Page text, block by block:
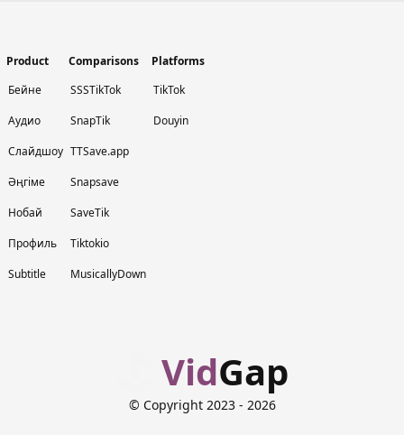
Product
Бейне
Аудио
Слайдшоу
Әңгіме
Нобай
Профиль
Subtitle
Comparisons
SSSTikTok
SnapTik
TTSave.app
Snapsave
SaveTik
Tiktokio
MusicallyDown
Platforms
TikTok
Douyin
VidGap
© Copyright 2023 - 2026